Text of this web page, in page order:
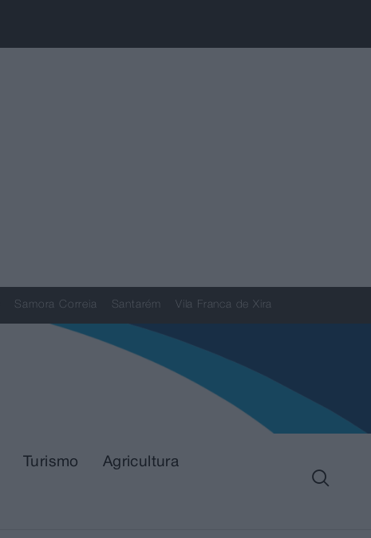
Samora Correia Santarém Vila Franca de Xira
Turismo Agricultura